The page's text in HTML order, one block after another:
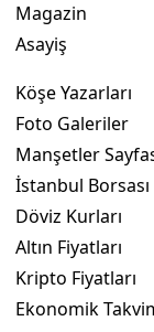
Magazin
Asayiş
Köşe Yazarları
Foto Galeriler
Manşetler
İstanbul Borsası
Döviz Kurları
Altın Fiyatları
Kripto Fiyatları
Ekonomik